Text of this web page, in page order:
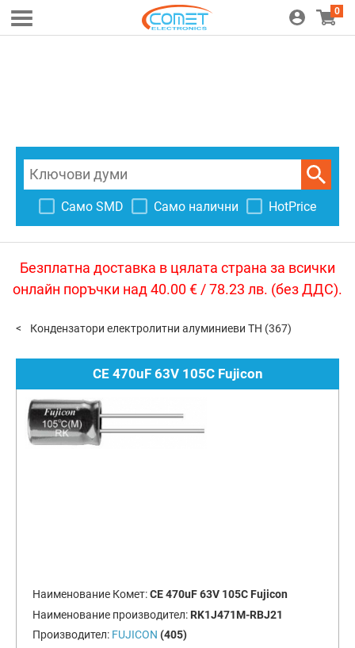
0
Само SMD Само налични HotPrice
Безплатна доставка в цялата страна за всички
онлайн поръчки над 40.00 € / 78.23 лв. (без ДДС).
Кондензатори електролитни алуминиеви TH (367)
CE 470uF 63V 105C Fujicon
Наименование Комет:CE 470uF 63V 105C Fujicon
Наименование производител: RK1J471M-RBJ21
Производител: FUJICON (405)